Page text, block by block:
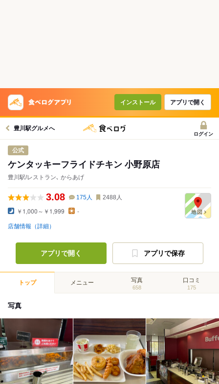
インストール アプリで開く
豊川駅グルメへ
ログイン
公式
ケンタッキーフライドチキン 小野原店
豊川駅/レストラン､ からあげ
3.08 175人 2488 人
￥1,000～￥1,999 -
店舗情報（詳細）
アプリで開く アプリで保存
トップ メニュー 写真
658
口コミ
175
写真